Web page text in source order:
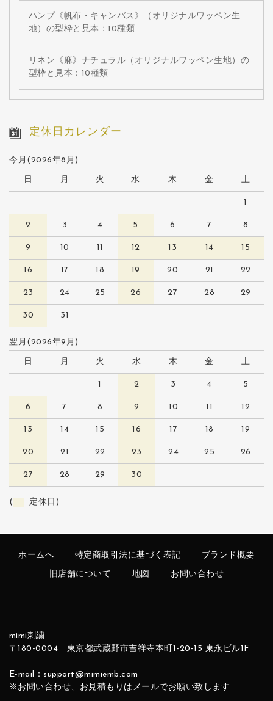
ハンプ《帆布・キャンバス》（オリジナルワッペン生
地）の型枠と見本：10種類
リネン《麻》ナチュラル（オリジナルワッペン生地）の
型枠と見本：10種類
定休日カレンダー
今月(2026年8月)
日 月 火 水 木 金 土
1
2 3 4 5 6 7 8
9 10 11 12 13 14 15
16 17 18 19 20 21 22
23 24 25 26 27 28 29
30 31
翌月(2026年9月)
日 月 火 水 木 金 土
1 2 3 4 5
6 7 8 9 10 11 12
13 14 15 16 17 18 19
20 21 22 23 24 25 26
27 28 29 30
( 定休日)
ホームへ 特定商取引法に基づく表記 ブランド概要
旧店舗について 地図 お問い合わせ
mimi刺繍
〒180-0004 東京都武蔵野市吉祥寺本町1-20-15 東永ビル1F
E-mail：support@mimiemb.com
※お問い合わせ、お見積もりはメールでお願い致します